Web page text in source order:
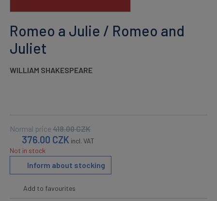
Romeo a Julie / Romeo and
Juliet
WILLIAM SHAKESPEARE
Normal price 418.00CZK
376.00 CZK incl. VAT
Not in stock
Inform about stocking
Add to favourites